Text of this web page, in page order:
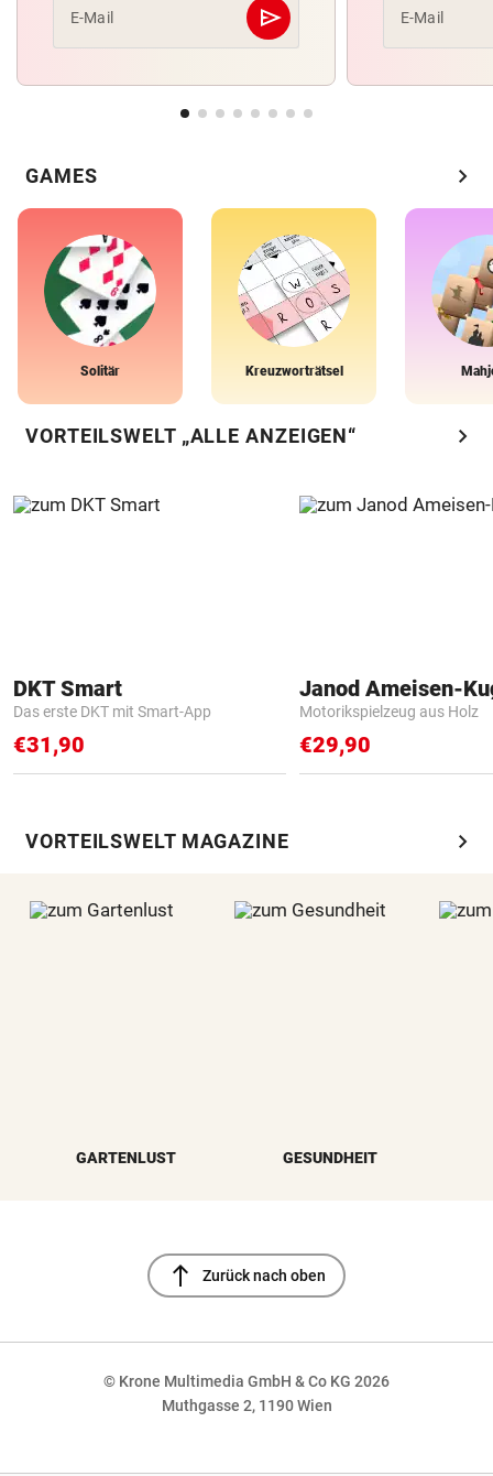
E-Mail send
Abschicken E-Mail
GAMES chevron_right
Solitär Kreuzworträtsel
VORTEILSWELT „ALLE ANZEIGEN“ chevron_right
DKT Smart
Das erste DKT mit Smart-App
€31,90
Janod Ameisen-
Motorikspielzeug aus Holz
€29,90
VORTEILSWELT MAGAZINE chevron_right
GARTENLUST GESUNDHEIT
north Zurück nach oben
© Krone Multimedia GmbH & Co KG 2026
Muthgasse 2, 1190 Wien